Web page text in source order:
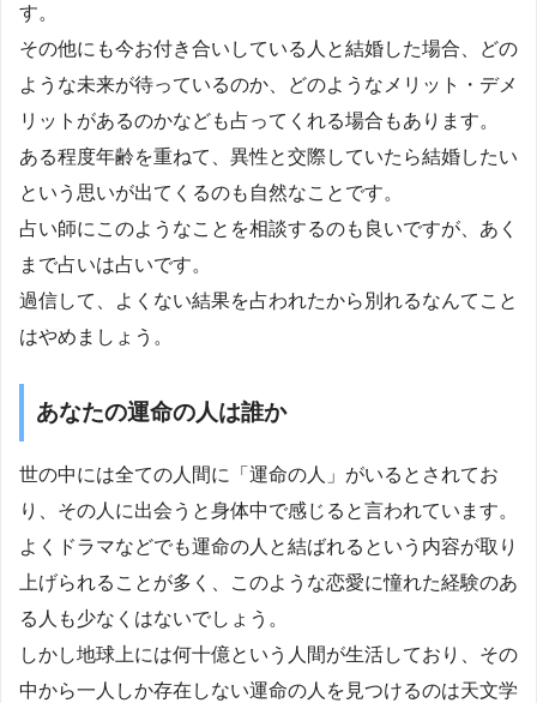
す。
その他にも今お付き合いしている人と結婚した場合、どの
ような未来が待っているのか、どのようなメリット・デメ
リットがあるのかなども占ってくれる場合もあります。
ある程度年齢を重ねて、異性と交際していたら結婚したい
という思いが出てくるのも自然なことです。
占い師にこのようなことを相談するのも良いですが、あく
まで占いは占いです。
過信して、よくない結果を占われたから別れるなんてこと
はやめましょう。
あなたの運命の人は誰か
世の中には全ての人間に「運命の人」がいるとされてお
り、その人に出会うと身体中で感じると言われています。
よくドラマなどでも運命の人と結ばれるという内容が取り
上げられることが多く、このような恋愛に憧れた経験のあ
る人も少なくはないでしょう。
しかし地球上には何十億という人間が生活しており、その
中から一人しか存在しない運命の人を見つけるのは天文学